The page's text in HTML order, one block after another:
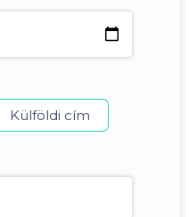
Külföldi cím